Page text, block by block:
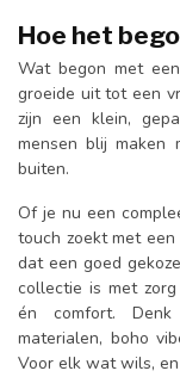
Hoe het
Wat begon met
groeide uit tot een
zijn een klein,
mensen blij maken
buiten.
Of je nu een
touch zoekt met
dat een goed
collectie is met
én comfort. Denk
materialen, boho
Voor elk wat wils,